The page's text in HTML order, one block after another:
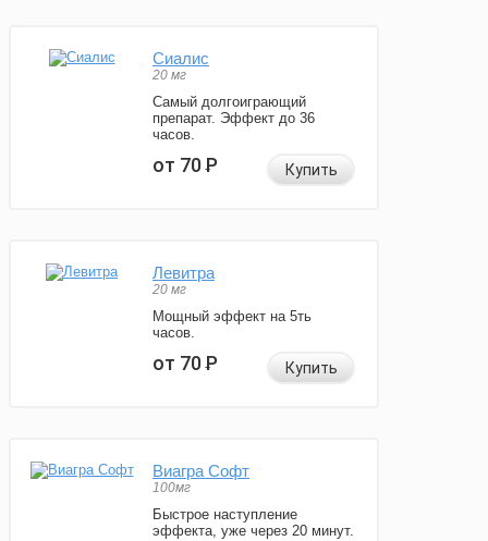
Сиалис
20 мг
Самый долгоиграющий
препарат. Эффект до 36
часов.
от 70Р Купить
Левитра
20 мг
Мощный эффект на 5ть
часов.
от 70Р Купить
Виагра Софт
100мг
Быстрое наступление
эффекта, уже через 20 минут.